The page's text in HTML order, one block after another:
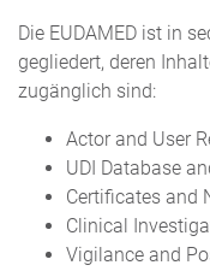
Die EUDAMED ist in
gegliedert, deren
zugänglich sind:
Actor and User
UDI Database
Certificates and
Clinical
Vigilance and